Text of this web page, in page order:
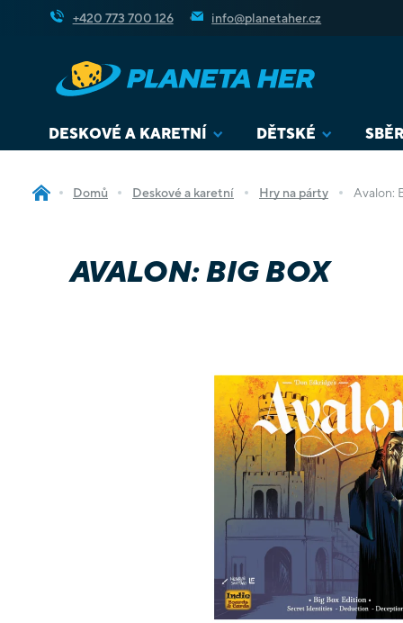
+420 773 700 126 info@planetaher.cz
DESKOVÉ A KARETNÍ DĚTSKÉ
Domů Deskové a karetní Hry na párty Avalon:
AVALON: BIG BOX